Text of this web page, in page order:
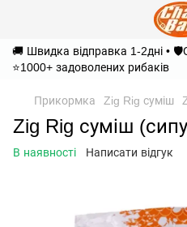
🚚 Швидка відправка 1-2дні •
⭐1000+ задоволених рибаків
Прикормка Zig Rig суміш
Zig Rig суміш
В наявності Написати відгук